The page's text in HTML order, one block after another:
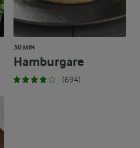
30 MIN
Hamburgare
(694)